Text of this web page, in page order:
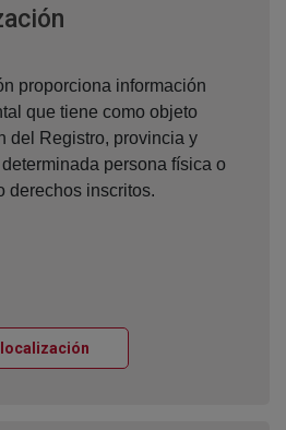
proporciona información
que tiene como objeto
del Registro, provincia y
persona física o
derechos inscritos.